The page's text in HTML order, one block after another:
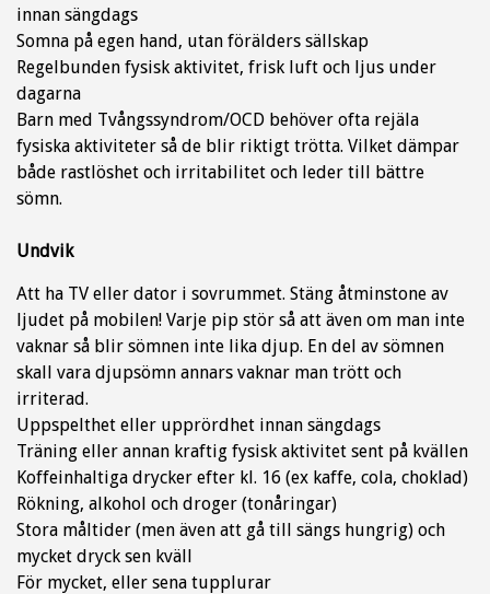
innan sängdags
Somna på egen hand, utan förälders sällskap
Regelbunden fysisk aktivitet, frisk luft och ljus under
dagarna
Barn med Tvångssyndrom/OCD behöver ofta rejäla
fysiska aktiviteter så de blir riktigt trötta. Vilket dämpar
både rastlöshet och irritabilitet och leder till bättre
sömn.
Undvik
Att ha TV eller dator i sovrummet. Stäng åtminstone av
ljudet på mobilen! Varje pip stör så att även om man inte
vaknar så blir sömnen inte lika djup. En del av sömnen
skall vara djupsömn annars vaknar man trött och
irriterad.
Uppspelthet eller upprördhet innan sängdags
Träning eller annan kraftig fysisk aktivitet sent på kvällen
Koffeinhaltiga drycker efter kl. 16 (ex kaffe, cola, choklad)
Rökning, alkohol och droger (tonåringar)
Stora måltider (men även att gå till sängs hungrig) och
mycket dryck sen kväll
För mycket, eller sena tupplurar